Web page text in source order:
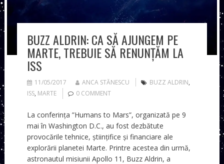
BUZZ ALDRIN: CA SĂ AJUNGEM PE
MARTE, TREBUIE SĂ RENUNȚĂM LA
ISS
11/05/2017 ANCA STĂNESCU BUZZ ALDRIN,
ISS, MARTE 0 COMMENT
La conferința ”Humans to Mars”, organizată pe 9
mai în Washington D.C., au fost dezbătute
provocările tehnice, științifice și financiare ale
explorării planetei Marte. Printre acestea din urmă,
astronautul misiunii Apollo 11, Buzz Aldrin, a